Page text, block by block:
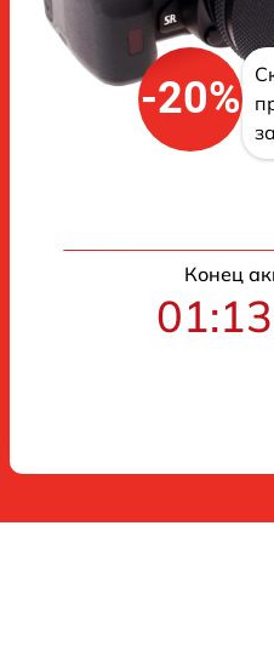
-20%
Конец